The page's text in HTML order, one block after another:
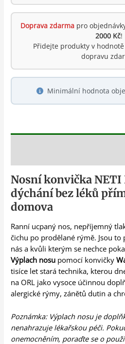
Doprava zdarmapro
2000 Kč!
Přidejte produkty v hodnotě
dopravu
Minimální hodnota
Nosní konvička NETI
dýchání bez léků
domova
Ranní ucpaný nos, nepříjemný
čichu po prodělané rýmě. Jsou to
nás a kvůli kterým se nechce
Výplach nosu pomocí konvičky
tisíce let stará technika, kterou
na ORL jako vysoce účinnou
alergické rýmy, zánětů dutin a
Poznámka: Výplach nosu je
nenahrazuje lékařskou péči.
onemocněním, poraďte se o